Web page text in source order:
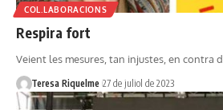
COL.LABORACIONS
Respira fort
Veient les mesures, tan injustes, en contra
Teresa Riquelme 27 de juliol de 2023